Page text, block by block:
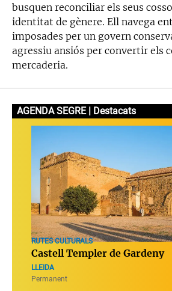
busquen reconciliar els seus
identitat de gènere. Ell navega
imposades per un govern
agressiu ansiós per convertir els
mercaderia.
AGENDA SEGRE | Destacats
RUTES CULTURALS
Castell Templer de Gardeny
LLEIDA
Permanent